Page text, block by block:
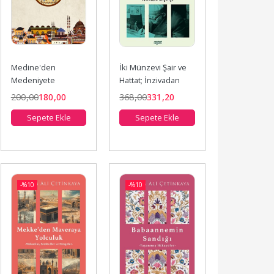
Medine'den
Medeniyete
200,00180,00
Sepete Ekle
İki Münzevi Şair ve
Hattat; İnzivadan
Bilgeliğe
368,00331 ,20
Sepete Ekle
-%10 -%10